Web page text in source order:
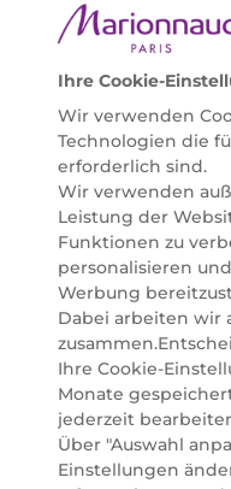
Bedürfnissen
helfen zu können.
Online Beauty
einfach alles für Ihre
Hause oder in Ihre
BERATUNG &
Marionnaud wurde
und ist seit 2001 in
Parfümerien und
Marktführer im
Österreich. Seit 2023
Deutschland. Durch
attraktive Angebote
Marionnaud alles,
lässt. Wir glauben
Arten geschaffen
und pflegenden
bis zur positiven
Ihre Cookie-
Wir verwenden
Technologien die
erforderlich sind.
Wir verwenden
Leistung der
Funktionen zu
personalisieren
Werbung
Dabei arbeiten wir
Ihre Cookie-
Monate
jederzeit
Über "Auswahl
Einstellungen